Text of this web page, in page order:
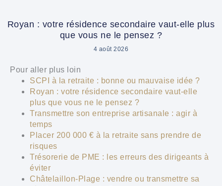
Royan : votre résidence secondaire vaut-elle plus
que vous ne le pensez ?
4 août 2026
Pour aller plus loin
SCPI à la retraite : bonne ou mauvaise idée ?
Royan : votre résidence secondaire vaut-elle
plus que vous ne le pensez ?
Transmettre son entreprise artisanale : agir à
temps
Placer 200 000 € à la retraite sans prendre de
risques
Trésorerie de PME : les erreurs des dirigeants à
éviter
Châtelaillon-Plage : vendre ou transmettre sa